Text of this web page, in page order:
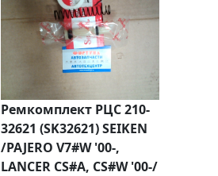
Ремкомплект РЦС 210-
32621 (SK32621) SEIKEN
/PAJERO V7#W '00-,
LANCER CS#A, CS#W '00-/